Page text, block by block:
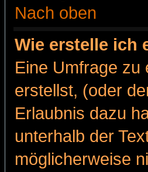
Nach oben
Wie erstelle ich
Eine Umfrage zu
erstellst, (oder
Erlaubnis dazu
unterhalb der
möglicherweise